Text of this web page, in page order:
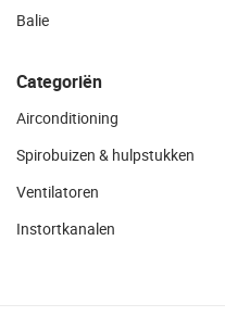
Balie
Categoriën
Airconditioning
Spirobuizen & hulpstukken
Ventilatoren
Instortkanalen